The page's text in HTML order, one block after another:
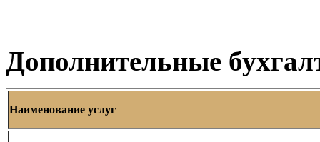
Дополнительные
Наименование услуг